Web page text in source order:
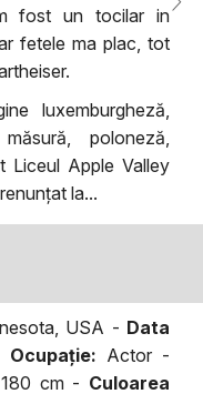
fost un tocilar in
fetele ma plac, tot
luxemburgheză,
poloneză,
Liceul Apple Valley
la...
USA - Data
Ocupaţie: Actor -
180 cm - Culoarea